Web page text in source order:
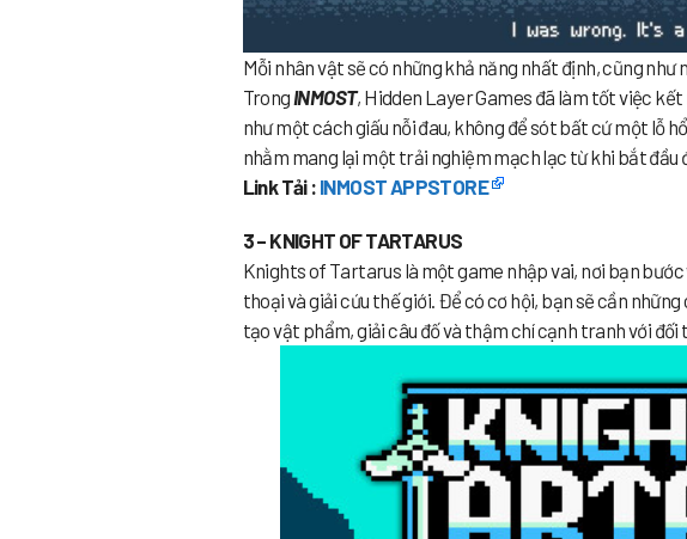
Mỗi nhân vật sẽ có những khả năng nhất định, cũng như
Trong INMOST, Hidden Layer Games đã làm tốt việc kết
như một cách giấu nỗi đau, không để sót bất cứ một lỗ
nhằm mang lại một trải nghiệm mạch lạc từ khi bắt đầu
Link Tải : INMOST APPSTORE
3 – KNIGHT OF TARTARUS
Knights of Tartarus là một game nhập vai, nơi bạn
thoại và giải cứu thế giới. Để có cơ hội, bạn sẽ cần
tạo vật phẩm, giải câu đố và thậm chí cạnh tranh với đối